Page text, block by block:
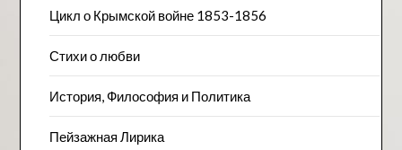
Цикл о Крымской войне 1853-1856
Стихи о любви
История, Философия и Политика
Пейзажна​я Лирика